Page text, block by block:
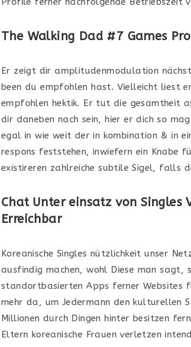
The Walking Dad #7 Games
Er zeigt dir amplitudenmodulation
been du empfohlen hast. Vielleicht liest
empfohlen hektik. Er tut die gesamtheit
dir daneben nach sein, hier er dich so
egal in wie weit der in kombination & in
respons feststehen, inwiefern ein Knabe
existireren zahlreiche subtile Sigel, falls
Chat Unter einsatz von Singles
Erreichbar
Koreanische Singles nützlichkeit unser
ausfindig machen, wohl Diese man sagt,
standortbasierten Apps ferner Websites
mehr da, um Jedermann den kulturellen
Millionen durch Dingen hinter besitzen
Eltern koreanische Frauen verletzen